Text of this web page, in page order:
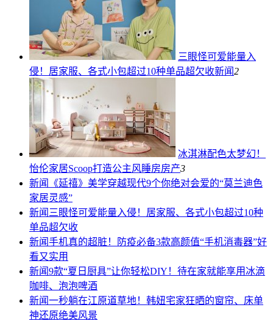
三眼怪可爱能量入
侵！居家服、各式小包超过10种单品超欠收新闻2
冰淇淋配色太梦幻！
怡伦家居Scoop打造公主风睡房房产3
新闻
《延禧》美学穿越现代9个你绝对会爱的“莫兰迪色
家居灵感”
新闻 三眼怪可爱能量入侵！居家服、各式小包超过10种
单品超欠收
新闻手机真的超脏！防疫必备3款高颜值“手机消毒器”好
看又实用
新闻9款“夏日厨具”让你轻松DIY！待在家就能享用冰滴
咖啡、泡泡啤酒
新闻一秒躺在江原道草地！韩妞宅家狂晒的窗帘、床单
神还原绝美风景